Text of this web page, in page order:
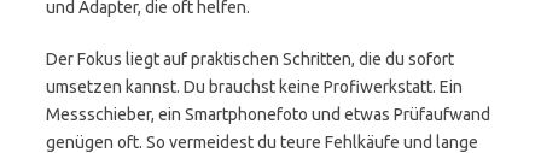
und Adapter, die oft helfen.
Der Fokus liegt auf praktischen Schritten, die du sofort
umsetzen kannst. Du brauchst keine Profiwerkstatt. Ein
Messschieber, ein Smartphonefoto und etwas Prüfaufwand
genügen oft. So vermeidest du teure Fehlkäufe und lange